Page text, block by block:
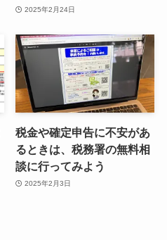
2025年2月24日
税金や確定申告に不安があ
るときは、税務署の無料相
談に行ってみよう
2025年2月3日